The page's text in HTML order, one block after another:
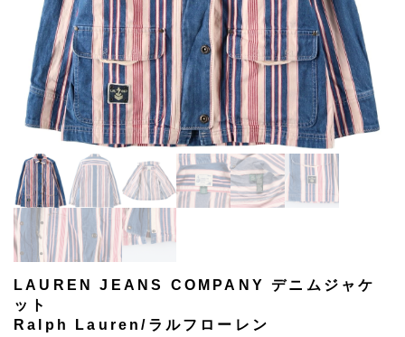
LAUREN JEANS COMPANY デニムジャケ
ット
Ralph Lauren/ラルフローレン